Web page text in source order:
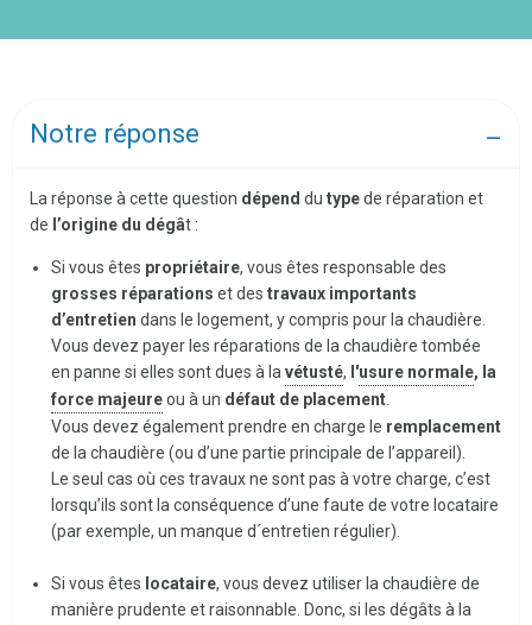
Notre réponse
La réponse à cette question dépend du typede réparation et
de l’origine du dégât :
Si vous êtes propriétaire, vous êtes responsable des
grosses réparations et des travaux importants
d’entretien dans le logement, y compris pour la chaudière.
Vous devez payer les réparations de la chaudière tombée
en panne si elles sont dues à la vétusté, l'usure normale, la
force majeureou à un défaut de placement.
Vous devez également prendre en charge le remplacement
de la chaudière (ou d’une partie principale de l’appareil).
Le seul cas où ces travaux ne sont pas à votre charge, c’est
lorsqu’ils sont la conséquence d’une faute de votre locataire
(par exemple, un manque d´entretien régulier).
Si vous êtes locataire, vous devez utiliser la chaudière de
manière prudente et raisonnable. Donc, si les dégâts à la